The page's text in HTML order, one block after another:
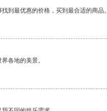
到最优惠的价格，买到最合适的商品。
各地的美景。